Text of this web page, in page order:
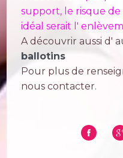
support, le risque de
idéal serait l'
A découvrir aussi d'
ballotins
Pour plus de
nous contacter.